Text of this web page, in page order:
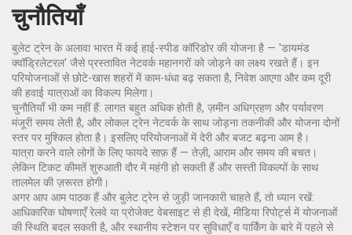
चुनौतियाँ
बुलेट ट्रेन के अलावा भारत में कई हाई-स्पीड कॉरिडोर की योजना है — 'डायमंड
क्वॉड्रिलेटरल' जैसे प्रस्तावित नेटवर्क महानगरों को जोड़ने का लक्ष्य रखते हैं। इन
परियोजनाओं से छोटे-खास शहरों में काम-धंधा बढ़ सकता है, निवेश आएगा और कम दूरी
की हवाई यात्राओं का विकल्प मिलेगा।
चुनौतियाँ भी कम नहीं हैं: लागत बहुत अधिक होती है, ज़मीन अधिग्रहण और पर्यावरण
मंजूरी समय लेती है, और लोकल ट्रेन नेटवर्क के साथ जोड़ना तकनीकी और योजना दोनों
स्तर पर मुश्किल होता है। इसलिए परियोजनाओं में देरी और बजट बढ़ना आम है।
यात्रा करने वाले लोगों के लिए फायदे साफ़ हैं — तेज़ी, आराम और समय की बचत।
लेकिन टिकट कीमतें शुरुआती दौर में महंगी हो सकती हैं और सस्ती विकल्पों के साथ
तालमेल की ज़रूरत होगी।
अगर आप आम पाठक हैं और बुलेट ट्रेन से जुड़ी जानकारी चाहते हैं, तो ध्यान रखें:
आधिकारिक घोषणाएँ रेलवे या प्रोजेक्ट वेबसाइट से ही देखें, मीडिया रिपोर्ट्स में योजनाओं
की स्थिति बदल सकती है, और स्थानीय स्टेशन पर सुविधाएँ व पार्किंग के बारे में पहले से